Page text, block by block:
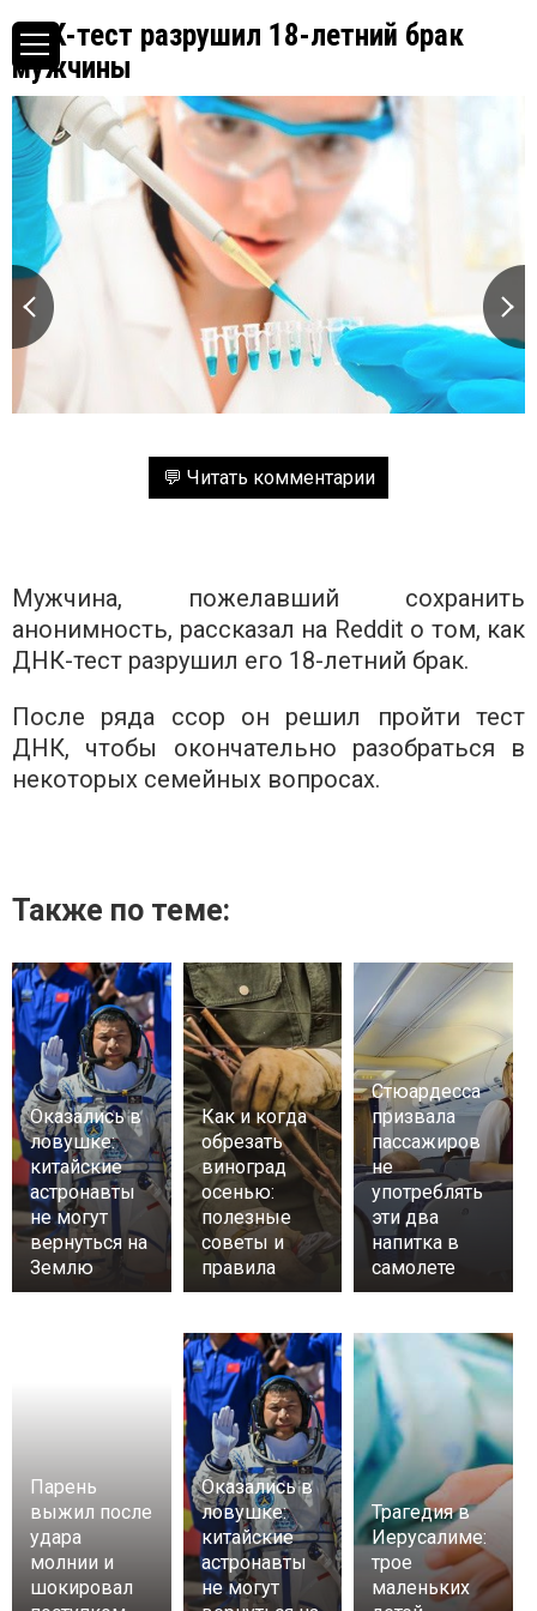
ДНК-тест разрушил 18-летний брак
мужчины
💬 Читать комментарии
Мужчина, пожелавший сохранить
анонимность, рассказал на Reddit о том, как
ДНК-тест разрушил его 18-летний брак.
После ряда ссор он решил пройти тест
ДНК, чтобы окончательно разобраться в
некоторых семейных вопросах.
Также по теме:
Оказались в
ловушке:
китайские
астронавты
не могут
вернуться на
Землю
Как и когда
обрезать
виноград
осенью:
полезные
советы и
правила
Стюардесса
призвала
пассажиров
не
употреблять
эти два
напитка в
самолете
Парень
выжил после
удара
молнии и
шокировал
Оказались в
ловушке:
китайские
астронавты
не могут
Трагедия в
Иерусалиме:
трое
маленьких